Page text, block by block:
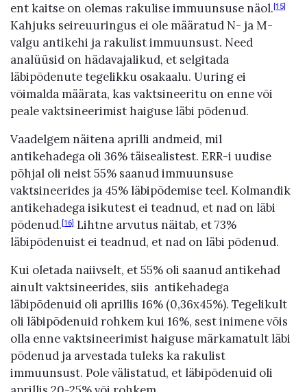
ent kaitse on olemas rakulise immuunsuse näol.[15]
Kahjuks seireuuringus ei ole määratud N- ja M-
valgu antikehi ja rakulist immuunsust. Need
analüüsid on hädavajalikud, et selgitada
läbipõdenute tegelikku osakaalu. Uuring ei
võimalda määrata, kas vaktsineeritu on enne või
peale vaktsineerimist haiguse läbi põdenud.
Vaadelgem näitena aprilli andmeid, mil
antikehadega oli 36% täisealistest. ERR-i uudise
põhjal oli neist 55% saanud immuunsuse
vaktsineerides ja 45% läbipõdemise teel. Kolmandik
antikehadega isikutest ei teadnud, et nad on läbi
põdenud.[16] Lihtne arvutus näitab, et 73%
läbipõdenuist ei teadnud, et nad on läbi põdenud.
Kui oletada naiivselt, et 55% oli saanud antikehad
ainult vaktsineerides, siis antikehadega
läbipõdenuid oli aprillis 16% (0,36x45%). Tegelikult
oli läbipõdenuid rohkem kui 16%, sest inimene võis
olla enne vaktsineerimist haiguse märkamatult läbi
põdenud ja arvestada tuleks ka rakulist
immuunsust. Pole välistatud, et läbipõdenuid oli